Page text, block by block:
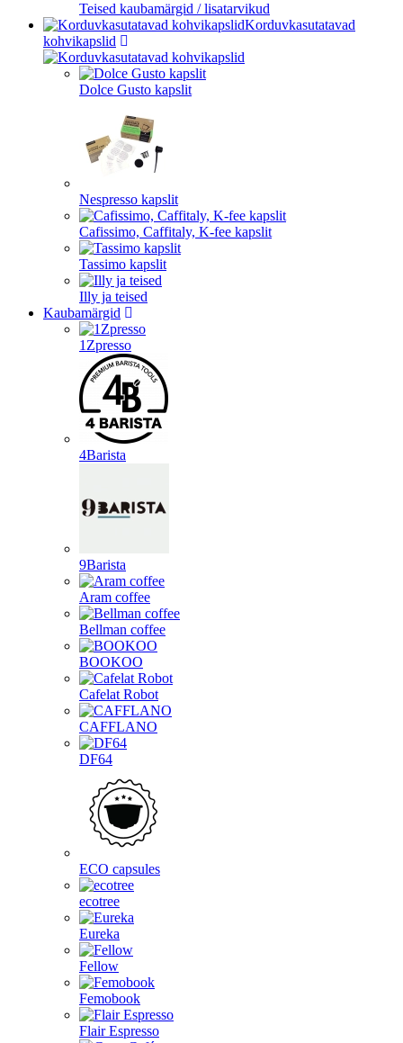
Teised kaubamärgid / lisatarvikud
Korduvkasutatavad
kohvikapslid
Dolce Gusto kapslit
Nespresso kapslit
Cafissimo, Caffitaly, K-fee kapslit
Tassimo kapslit
Illy ja teised
Kaubamärgid
1Zpresso
4Barista
9Barista
Aram coffee
Bellman coffee
BOOKOO
Cafelat Robot
CAFFLANO
DF64
ECO capsules
ecotree
Eureka
Fellow
Femobook
Flair Espresso